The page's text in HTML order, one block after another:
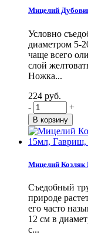
Мицелий
Условно
диаметром 5-
чаще всего
слой
Ножка...
224 руб.
-
+
Мицелий Козляк
Съедобный
природе
его часто
12 см в
с...